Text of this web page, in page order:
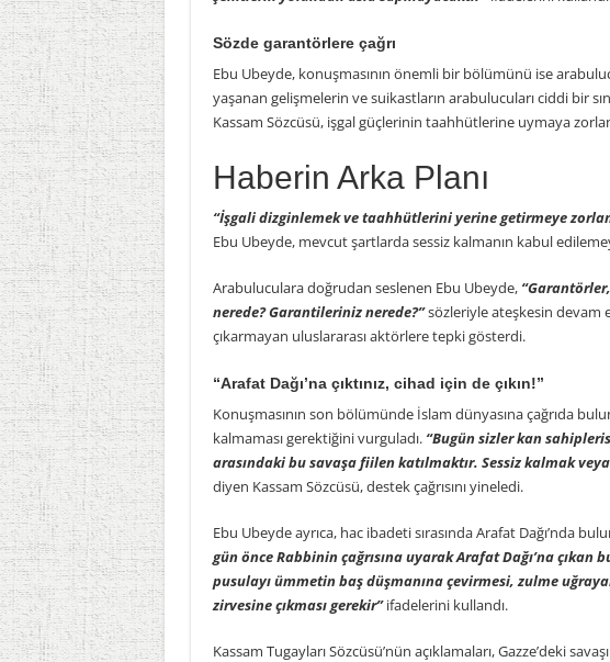
Sözde garantörlere çağrı
Ebu Ubeyde, konuşmasının önemli bir bölümünü ise
yaşanan gelişmelerin ve suikastların arabulucuları ciddi bir
Kassam Sözcüsü, işgal güçlerinin taahhütlerine uymaya
Haberin Arka Planı
“İşgali dizginlemek ve taahhütlerini yerine getirmeye
Ebu Ubeyde, mevcut şartlarda sessiz kalmanın kabul
Arabuluculara doğrudan seslenen Ebu Ubeyde,
nerede? Garantileriniz nerede?”sözleriyle ateşkesin devam
çıkarmayan uluslararası aktörlere tepki gösterdi.
“Arafat Dağı’na çıktınız, cihad için de çıkın!”
Konuşmasının son bölümünde İslam dünyasına çağrıda
kalmaması gerektiğini vurguladı. “Bugün sizler kan
arasındaki bu savaşa fiilen katılmaktır. Sessiz kalmak
diyen Kassam Sözcüsü, destek çağrısını yineledi.
Ebu Ubeyde ayrıca, hac ibadeti sırasında Arafat Dağı’nda
gün önce Rabbinin çağrısına uyarak Arafat Dağı’na çıkan
pusulayı ümmetin baş düşmanına çevirmesi, zulme
zirvesine çıkması gerekir”ifadelerini kullandı.
Kassam Tugayları Sözcüsü’nün açıklamaları, Gazze’deki